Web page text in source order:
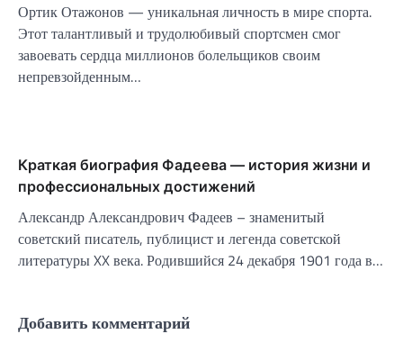
Ортик Отажонов — уникальная личность в мире спорта.
Этот талантливый и трудолюбивый спортсмен смог
завоевать сердца миллионов болельщиков своим
непревзойденным…
Краткая биография Фадеева — история жизни и
профессиональных достижений
Александр Александрович Фадеев – знаменитый
советский писатель, публицист и легенда советской
литературы XX века. Родившийся 24 декабря 1901 года в…
Добавить комментарий